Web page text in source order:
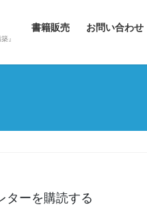
』
書籍販売 お問い合わせ
ターを購読する